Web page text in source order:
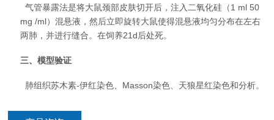
气管暴露法是将大鼠颈部皮肤切开后，注入二氧化硅（1 ml 50
mg /ml）混悬液，然后立即旋转大鼠使得混悬液均匀分布在左右
两肺，并进行缝合。在饲养21d后处死。
三、模型验证
肺组织苏木素-伊红染色、Masson染色、天狼星红染色和分析。